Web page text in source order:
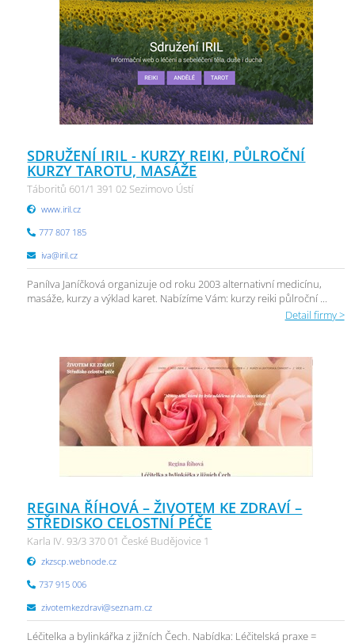
SDRUŽENÍ IRIL - KURZY REIKI, PŮLROČNÍ
KURZY TAROTU, MASÁŽE
Táboritů 601/1 391 02 Sezimovo Ústí
www.iril.cz
777 807 185
iva@iril.cz
PaníIva Janíčková organizuje od roku 2003 alternativní medicínu,
masáže, kurzy a výklad karet. Nabízíme Vám: kurzy reiki půlroční ...
Detail firmy >
REGINA ŘÍHOVÁ – ŽIVOTEM KE ZDRAVÍ –
STŘEDISKO CELOSTNÍ PÉČE
Karla IV. 93/3 370 01 České Budějovice 1
zkzscp.webnode.cz
737 915 006
zivotemkezdravi@seznam.cz
Léčitelka a bylinkářka z jižních Čech. Nabídka: Léčitelská praxe =